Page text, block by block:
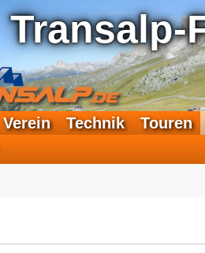
Transalp-
Verein Technik Touren